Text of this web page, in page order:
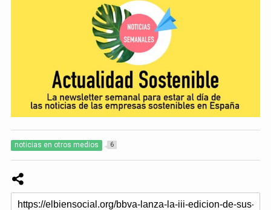
noticias en otros medios 6